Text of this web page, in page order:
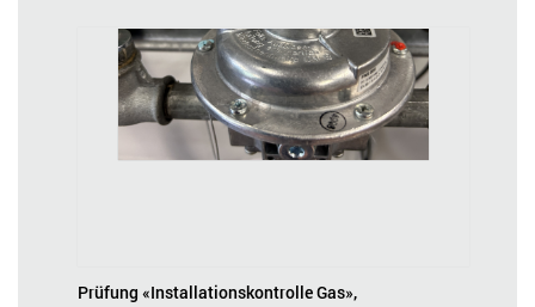
Prüfung «Installationskontrolle Gas»,